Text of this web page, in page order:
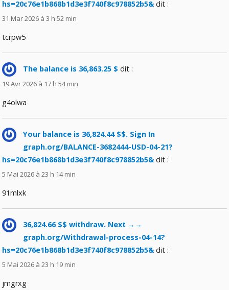
hs=20c76e1b868b1d3e3f740f8c978852b5& dit :
31 Mar 2026 à 3 h 52 min
tcrpw5
The balance is 36,863.25 $ dit :
19 Avr 2026 à 17 h 54 min
g4olwa
Your balance is 36,824.44 $$. Sign In
graph.org/BALANCE-3682444-USD-04-21?
hs=20c76e1b868b1d3e3f740f8c978852b5& dit :
5 Mai 2026 à 23 h 14 min
91mlxk
36,824.66 $$ withdraw. Next →→
graph.org/Withdrawal-process-04-14?
hs=20c76e1b868b1d3e3f740f8c978852b5& dit :
5 Mai 2026 à 23 h 19 min
jmgrxg